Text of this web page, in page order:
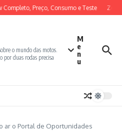
Preço, Consumo e Teste
o mundo das motos.
por duas rodas precisa
M
e
n
u
ar o Portal de Oportunidades